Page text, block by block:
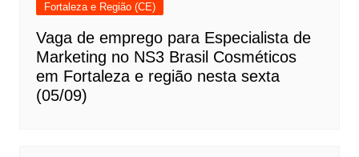
Fortaleza e Região (CE)
Vaga de emprego para Especialista de
Marketing no NS3 Brasil Cosméticos
em Fortaleza e região nesta sexta
(05/09)